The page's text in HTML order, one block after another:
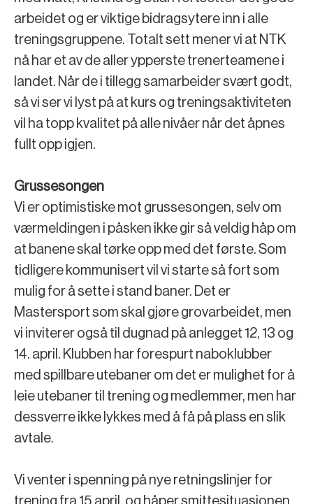
arbeidet og er viktige bidragsytere inn i alle
treningsgruppene. Totalt sett mener vi at NTK
nå har et av de aller ypperste trenerteamene i
landet. Når de i tillegg samarbeider svært godt,
så vi ser vi lyst på at kurs og treningsaktiviteten
vil ha topp kvalitet på alle nivåer når det åpnes
fullt opp igjen.
Grussesongen
Vi er optimistiske mot grussesongen, selv om
værmeldingen i påsken ikke gir så veldig håp om
at banene skal tørke opp med det første. Som
tidligere kommunisert vil vi starte så fort som
mulig for å sette i stand baner. Det er
Mastersport som skal gjøre grovarbeidet, men
vi inviterer også til dugnad på anlegget 12, 13 og
14. april. Klubben har forespurt naboklubber
med spillbare utebaner om det er mulighet for å
leie utebaner til trening og medlemmer, men har
dessverre ikke lykkes med å få på plass en slik
avtale.
Vi venter i spenning på nye retningslinjer for
trening fra 15.april, og håper smittesituasjonen